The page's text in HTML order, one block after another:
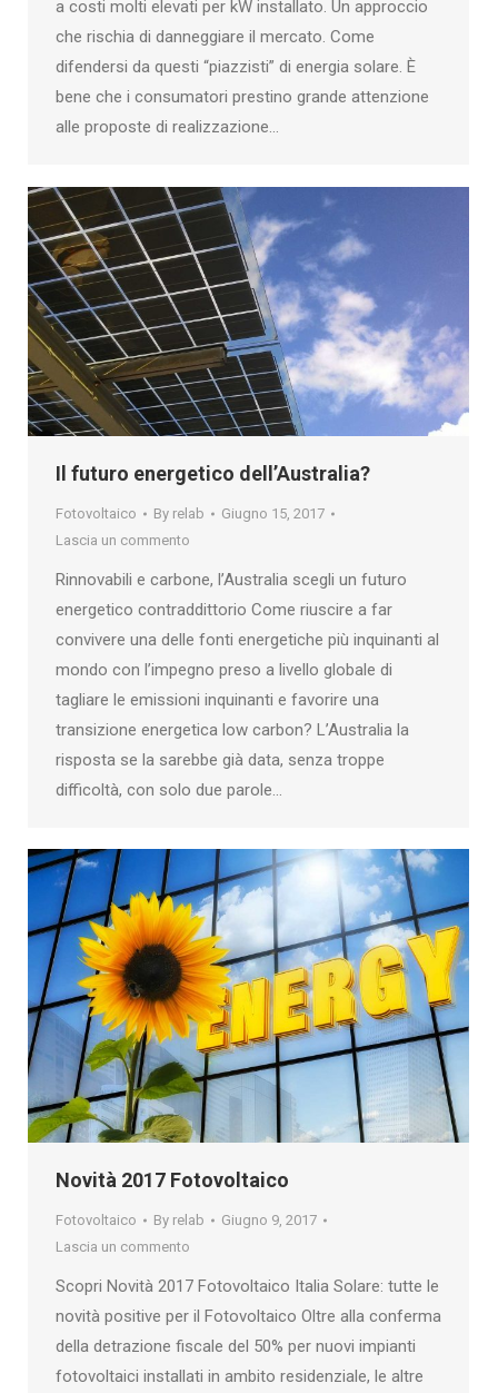
a costi molti elevati per kW installato. Un approccio
che rischia di danneggiare il mercato. Come
difendersi da questi “piazzisti” di energia solare. È
bene che i consumatori prestino grande attenzione
alle proposte di realizzazione…
Il futuro energetico dell’Australia?
Fotovoltaico By relab
Giugno 15, 2017
Lascia un commento
Rinnovabili e carbone, l’Australia scegli un futuro
energetico contraddittorio Come riuscire a far
convivere una delle fonti energetiche più inquinanti al
mondo con l’impegno preso a livello globale di
tagliare le emissioni inquinanti e favorire una
transizione energetica low carbon? L’Australia la
risposta se la sarebbe già data, senza troppe
difficoltà, con solo due parole…
Novità 2017 Fotovoltaico
Fotovoltaico By relab
Giugno 9, 2017
Lascia un commento
Scopri Novità 2017 Fotovoltaico Italia Solare: tutte le
novità positive per il Fotovoltaico Oltre alla conferma
della detrazione fiscale del 50% per nuovi impianti
fotovoltaici installati in ambito residenziale, le altre